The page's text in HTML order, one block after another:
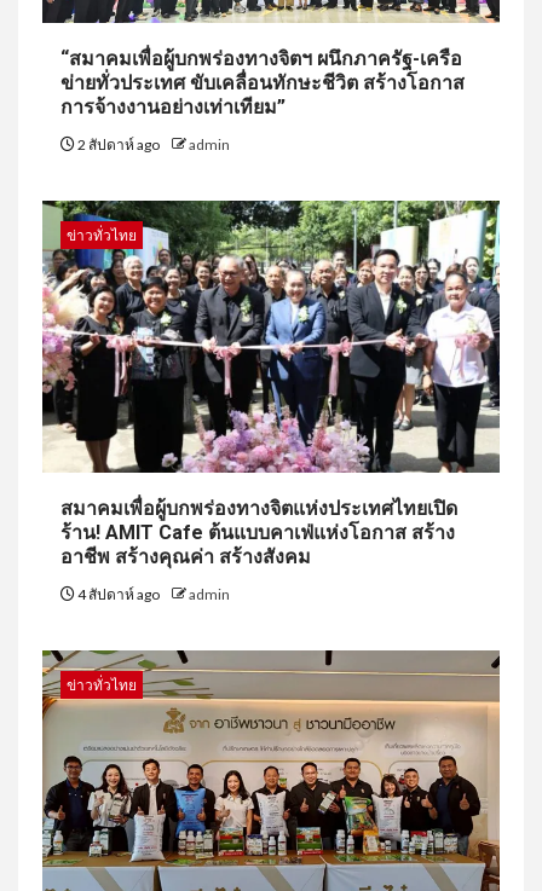
“สมาคมเพื่อผู้บกพร่องทางจิตฯ ผนึกภาครัฐ-เครือ
ข่ายทั่วประเทศ ขับเคลื่อนทักษะชีวิต สร้างโอกาส
การจ้างงานอย่างเท่าเทียม”
2 สัปดาห์ ago admin
ข่าวทั่วไทย
สมาคมเพื่อผู้บกพร่องทางจิตแห่งประเทศไทยเปิด
ร้าน! AMIT Cafe ต้นแบบคาเฟ่แห่งโอกาส สร้าง
อาชีพ สร้างคุณค่า สร้างสังคม
4 สัปดาห์ ago admin
ข่าวทั่วไทย